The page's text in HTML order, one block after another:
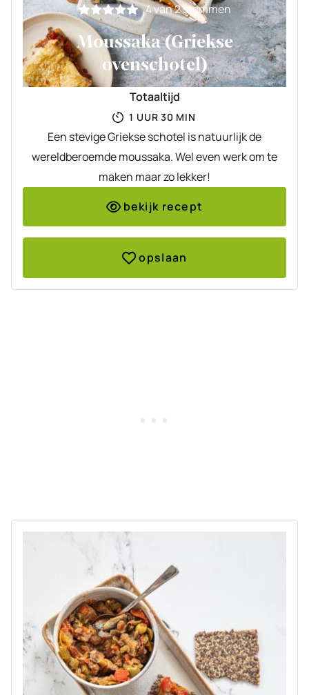
4van2stemmen
Moussaka (Griekse
ovenschotel)
Totaaltijd
1 UUR
UUR 30 MINUTEN
MIN
Een stevige Griekse schotel is natuurlijk de
wereldberoemde moussaka. Wel even werk om te
maken maar zo lekker!
bekijk recept
opslaan